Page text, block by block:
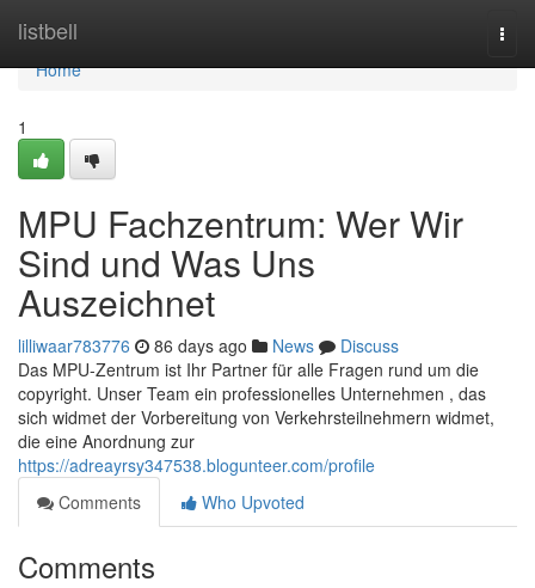
listbell
Home
Home
1
MPU Fachzentrum: Wer Wir
Sind und Was Uns
Auszeichnet
lilliwaar783776 86 days ago News
Discuss
Das MPU-Zentrum ist Ihr Partner für alle Fragen rund um die
copyright. Unser Team ein professionelles Unternehmen , das
sich widmet der Vorbereitung von Verkehrsteilnehmern widmet,
die eine Anordnung zur
https://adreayrsy347538.blogunteer.com/profile
Comments
Who Upvoted
Comments